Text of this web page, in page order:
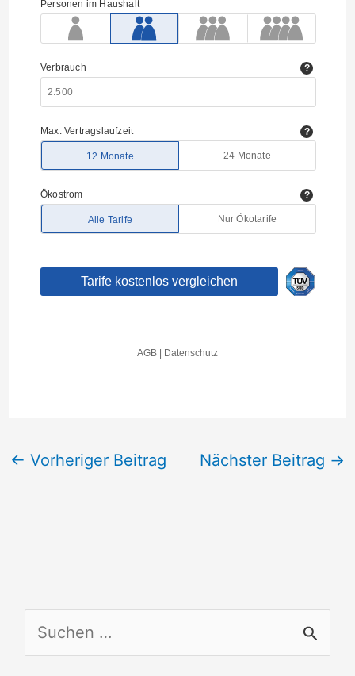
← Vorheriger Beitrag Nächster Beitrag →
u